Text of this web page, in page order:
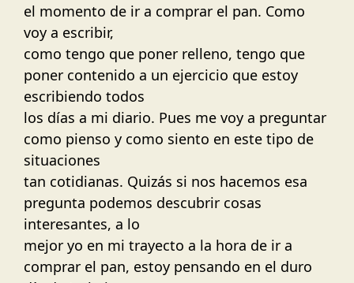
el momento de ir a comprar el pan. Como
voy a escribir,
como tengo que poner relleno, tengo que
poner contenido a un ejercicio que estoy
escribiendo todos
los días a mi diario. Pues me voy a preguntar
como pienso y como siento en este tipo de
situaciones
tan cotidianas. Quizás si nos hacemos esa
pregunta podemos descubrir cosas
interesantes, a lo
mejor yo en mi trayecto a la hora de ir a
comprar el pan, estoy pensando en el duro